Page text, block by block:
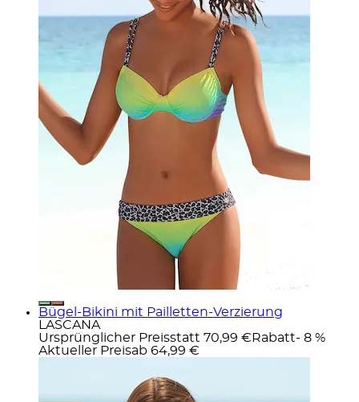
Bügel-Bikini mit Pailletten-Verzierung
LASCANA
Ursprünglicher Preisstatt 70,99 € Rabatt- 8 %
Aktueller Preisab 64,99 €